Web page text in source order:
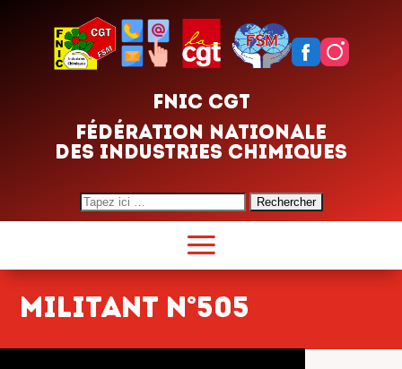
FNIC CGT
FÉDÉRATION NATIONALE
DES INDUSTRIES CHIMIQUES
Search
for:
MILITANT N°505